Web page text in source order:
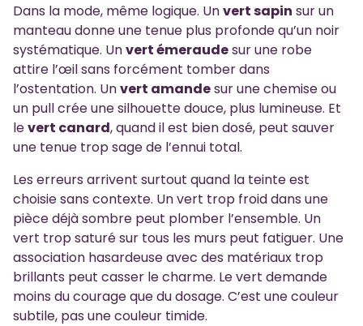
Dans la mode, même logique. Unvert sapin sur un
manteau donne une tenue plus profonde qu’un noir
systématique. Unvert émeraudesur une robe
attire l’œil sans forcément tomber dans
l’ostentation. Unvert amandesur une chemise ou
un pull crée une silhouette douce, plus lumineuse. Et
levert canard, quand il est bien dosé, peut sauver
une tenue trop sage de l’ennui total.
Les erreurs arrivent surtout quand la teinte est
choisie sans contexte. Un vert trop froid dans une
pièce déjà sombre peut plomber l’ensemble. Un
vert trop saturé sur tous les murs peut fatiguer. Une
association hasardeuse avec des matériaux trop
brillants peut casser le charme. Le vert demande
moins du courage que du dosage. C’est une couleur
subtile, pas une couleur timide.